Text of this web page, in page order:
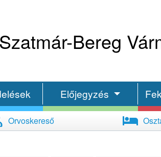
Bereg
Előjegyzés
Orvoskereső